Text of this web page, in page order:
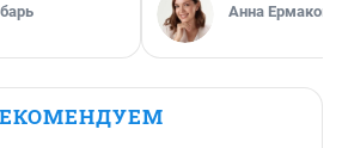
Анна Ермакова